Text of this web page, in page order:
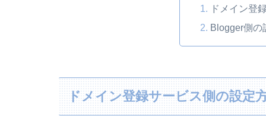
ドメイン登
Blogger側の
ドメイン登録サービス側の設定